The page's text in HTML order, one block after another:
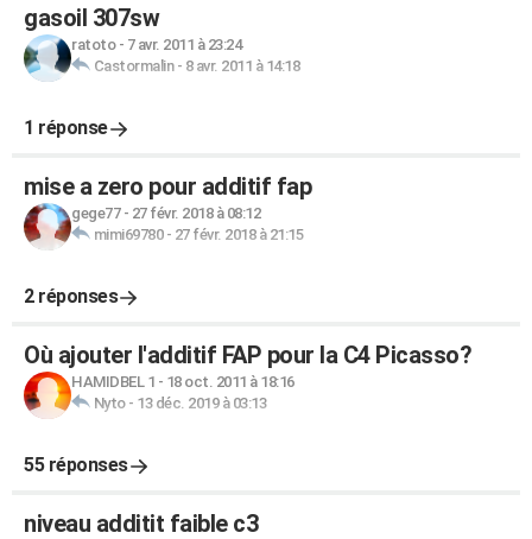
gasoil 307sw
ratoto- 7 avr. 2011 à 23:24
Castormalin- 8 avr. 2011 à 14:18
1 réponse
mise a zero pour additif fap
gege77- 27 févr. 2018 à 08:12
mimi69780- 27 févr. 2018 à 21:15
2 réponses
Où ajouter l'additif FAP pour la C4 Picasso?
HAMIDBEL 1 - 18 oct. 2011 à 18:16
Nyto- 13 déc. 2019 à 03:13
55 réponses
niveau additit faible c3